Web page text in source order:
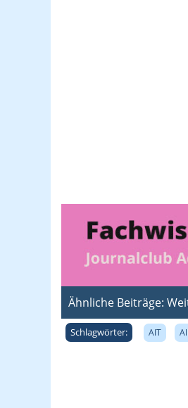
Ähnliche Beiträge:
Schlagwörter: AIT